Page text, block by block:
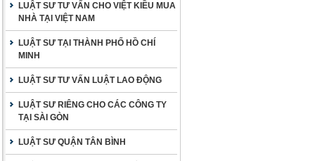
LUẬT SƯ TƯ VẤN CHO VIỆT KIỀU MUA
NHÀ TẠI VIỆT NAM
LUẬT SƯ TẠI THÀNH PHỐ HỒ CHÍ
MINH
LUẬT SƯ TƯ VẤN LUẬT LAO ĐỘNG
LUẬT SƯ RIÊNG CHO CÁC CÔNG TY
TẠI SÀI GÒN
LUẬT SƯ QUẬN TÂN BÌNH